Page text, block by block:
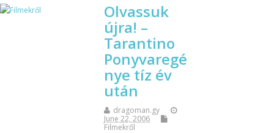
Olvassuk
újra! –
Tarantino
Ponyvaregé
nye tíz év
után
dragoman.gy
June 22, 2006
Filmekről